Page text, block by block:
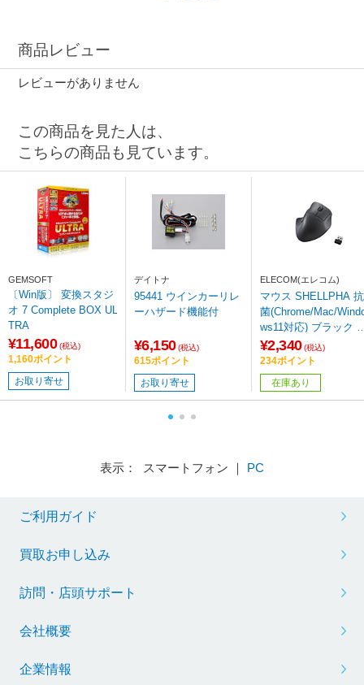
商品レビュー
レビューがありません
この商品を見た人は、
こちらの商品も見ています。
GEMSOFT
〔Win版〕 変換スタジ
オ 7 Complete BOX UL
TRA
¥11,600 (税込)
1,160ポイント
お取り寄せ
デイトナ
95441 ウインカーリレ
ーハザード機能付
¥6,150 (税込)
615ポイント
お取り寄せ
ELECOM(エレコム)
マウス SHELLPHA 抗
菌(Chrome/Mac/
ws11対応) ブラック
SH30DBSKBK ［Blue
LED /無線(ワイヤレ
/5ボタン /USB］
¥2,340 (税込)
234ポイント
在庫あり
表示： スマートフォン ｜ PC
ご利用ガイド
買取お申し込み
訪問・店頭サポート
会社概要
企業情報